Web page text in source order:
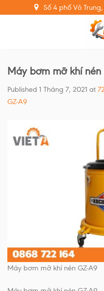
to
Số 4 phố Võ
Máy bơm mỡ khí nén
Published 1 Tháng 7, 2021 at
GZ-A9
Máy bơm mỡ khí nén GZ-A9